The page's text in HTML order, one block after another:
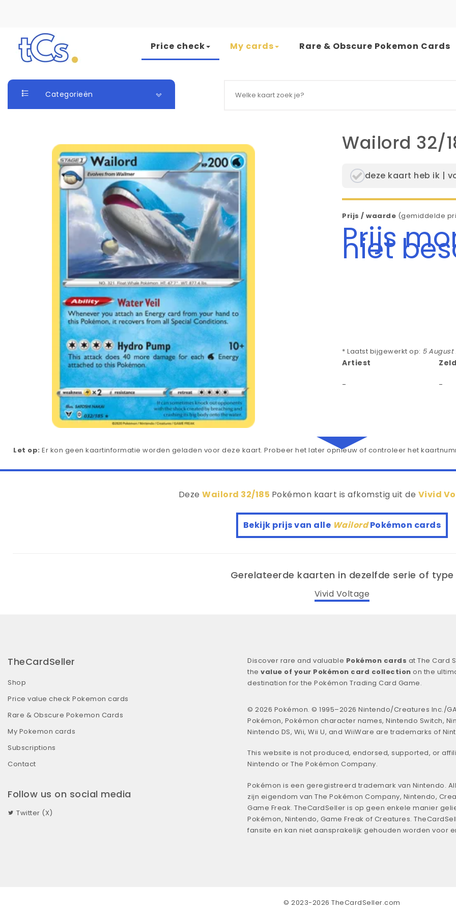
Skip to content
Price check My cards Rare & Obscure Pokemon Cards
Categorieën
Wailord 32/
deze kaart heb ik |
Prijs / waarde (gemiddelde
Prijs
niet
* Laatst bijgewerkt op: 5 August
Artiest
- -
Let op: Er kon geen kaartinformatie worden geladen voor deze kaart. Probeer het later opnieuw of controleer het
DezeWailord 32/185 Pokémon kaart is afkomstig uit de Vivid
Bekijk prijs van alle WailordPokémon cards
Gerelateerde kaarten in dezelfde serie of type
Vivid Voltage
TheCardSeller
Shop
Price value check Pokemon cards
Rare & Obscure Pokemon Cards
My Pokemon cards
Subscriptions
Contact
Follow us on social media
Twitter (X)
Discover rare and valuable Pokémon cards at The Card
the value of your Pokémon card collection on the
destination for the Pokémon Trading Card Game.
© 2026 Pokémon. © 1995–2026 Nintendo/Creatures Inc./
Pokémon, Pokémon character names, Nintendo Switch,
Nintendo DS, Wii, Wii U, and WiiWare are trademarks of
This website is not produced, endorsed, supported, or
Nintendo or The Pokémon Company.
Pokémon is een geregistreerd trademark van Nintendo.
zijn eigendom van The Pokémon Company, Nintendo,
Game Freak. TheCardSeller is op geen enkele manier
Pokémon, Nintendo, Game Freak of Creatures.
fansite en kan niet aansprakelijk gehouden worden voor
© 2023-2026 TheCardSeller.com